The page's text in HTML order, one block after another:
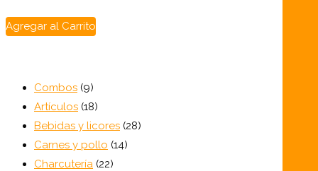
Agregar al Carrito
Combos 99
productos
Artículos 1818
productos
Bebidas y licores 2828
Carnes y pollo 1414
Charcutería 2222